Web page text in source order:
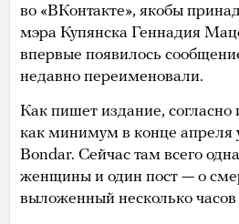
во «ВКонтакте», якобы
мэра Купянска Геннадия
впервые появилось
недавно переименовали.
Как пишет издание, согласно
как минимум в конце апреля
Bondar. Сейчас там всего
женщины и один пост — о
выложенный несколько часов